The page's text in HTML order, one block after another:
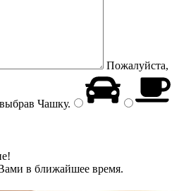
Пожалуйста,
Чашку.
в ближайшее время.